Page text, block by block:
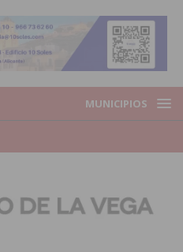
MUNICIPIOS